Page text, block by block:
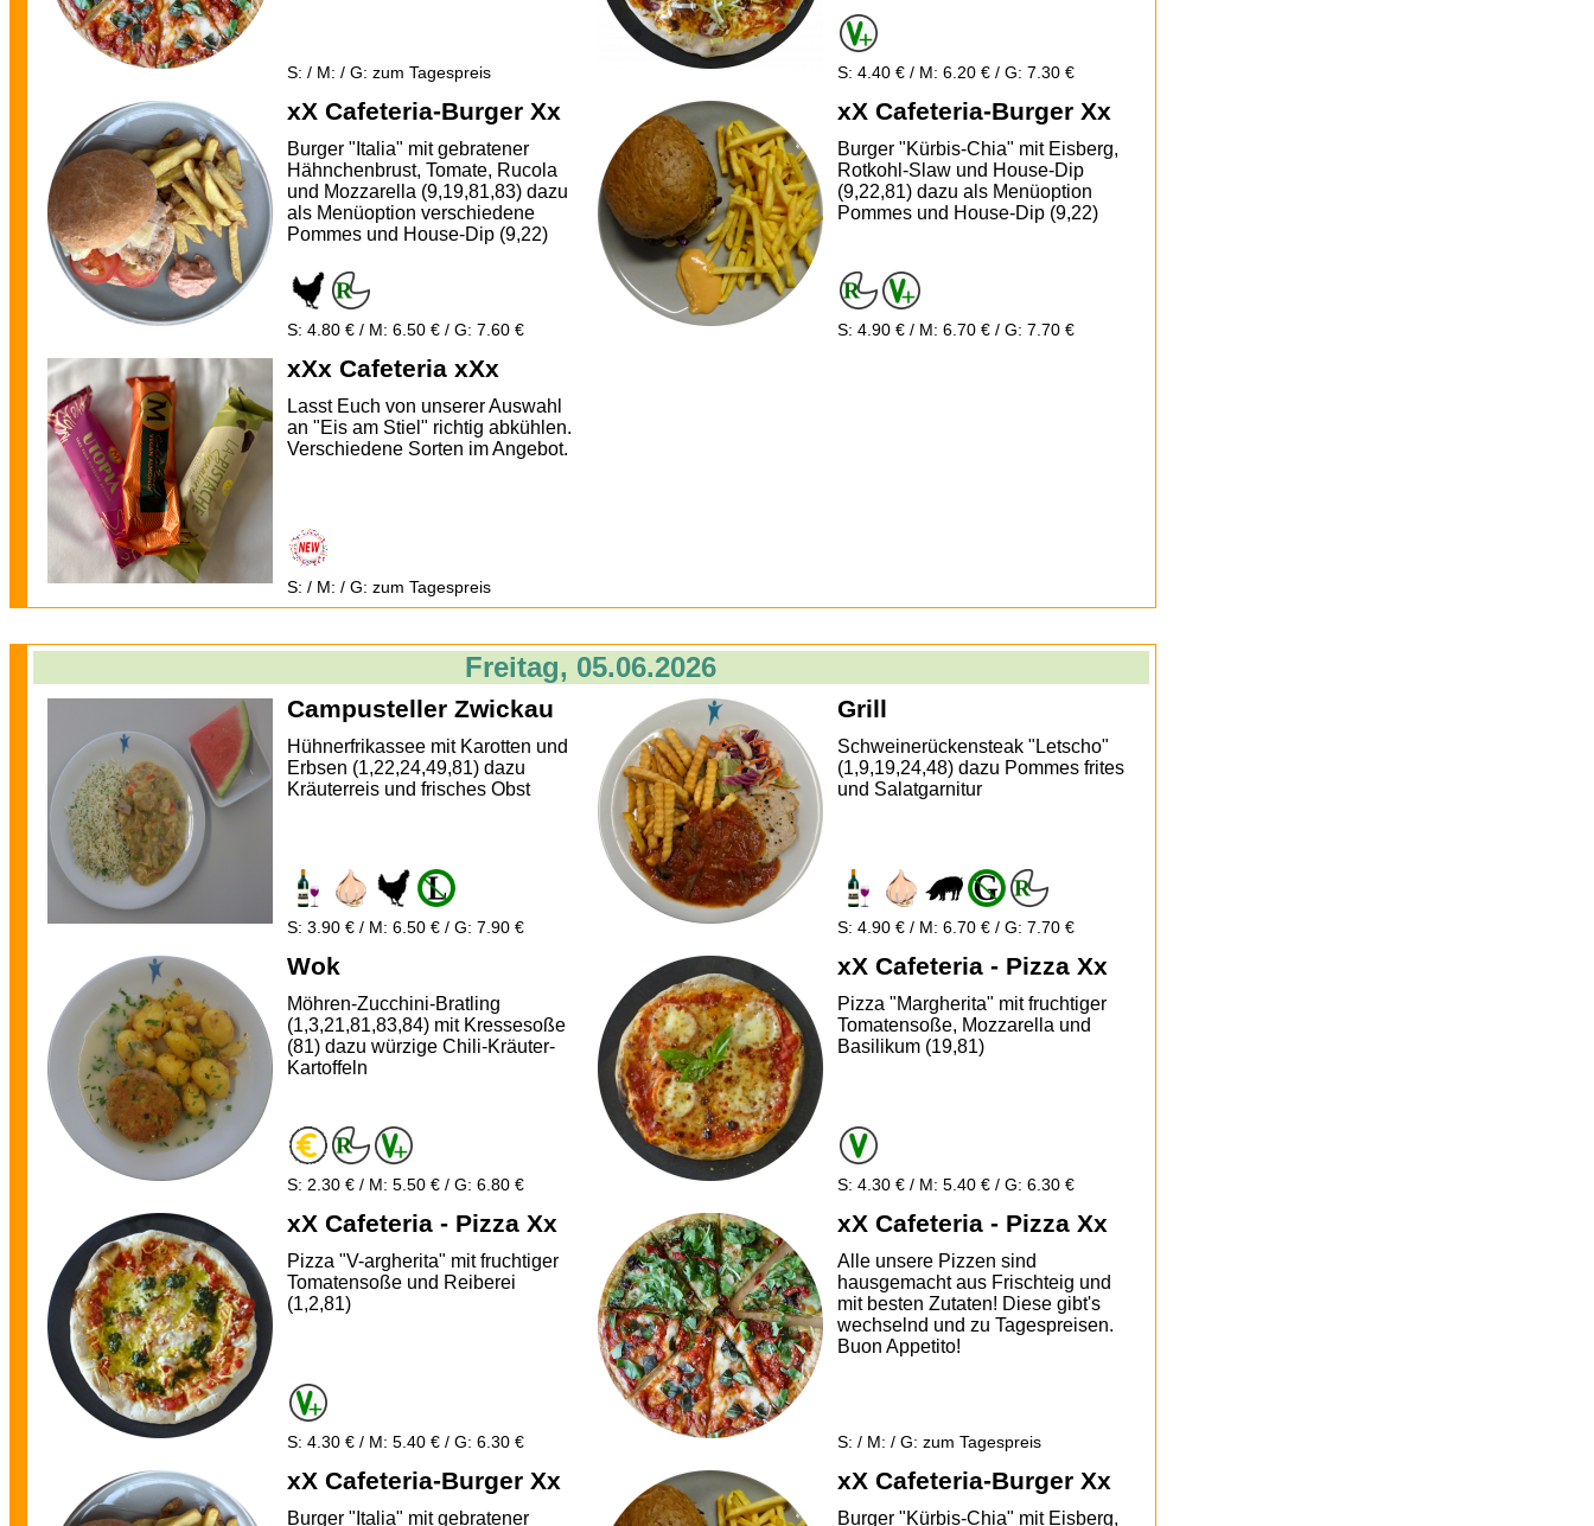
S: / M: / G: zum Tagespreis S: 4.40 € / M: 6.20 € / G: 7.30 €
xX Cafeteria-Burger Xx
Burger "Italia" mit gebratener
Hähnchenbrust, Tomate, Rucola
und Mozzarella (9,19,81,83) dazu
als Menüoption verschiedene
Pommes und House-Dip (9,22)
S: 4.80 € / M: 6.50 € / G: 7.60 €
xX Cafeteria-Burger Xx
Burger "Kürbis-Chia" mit Eisberg,
Rotkohl-Slaw und House-Dip
(9,22,81) dazu als Menüoption
Pommes und House-Dip (9,22)
S: 4.90 € / M: 6.70 € / G: 7.70 €
xXx Cafeteria xXx
Lasst Euch von unserer Auswahl
an "Eis am Stiel" richtig abkühlen.
Verschiedene Sorten im Angebot.
S: / M: / G: zum Tagespreis
Freitag, 05.06.2026
Campusteller Zwickau
Hühnerfrikassee mit Karotten und
Erbsen (1,22,24,49,81) dazu
Kräuterreis und frisches Obst
S: 3.90 € / M: 6.50 € / G: 7.90 €
Grill
Schweinerückensteak "Letscho"
(1,9,19,24,48) dazu Pommes frites
und Salatgarnitur
S: 4.90 € / M: 6.70 € / G: 7.70 €
Wok
Möhren-Zucchini-Bratling
(1,3,21,81,83,84) mit Kressesoße
(81) dazu würzige Chili-Kräuter-
Kartoffeln
S: 2.30 € / M: 5.50 € / G: 6.80 €
xX Cafeteria - Pizza Xx
Pizza "Margherita" mit fruchtiger
Tomatensoße, Mozzarella und
Basilikum (19,81)
S: 4.30 € / M: 5.40 € / G: 6.30 €
xX Cafeteria - Pizza Xx
Pizza "V-argherita" mit fruchtiger
Tomatensoße und Reiberei
(1,2,81)
S: 4.30 € / M: 5.40 € / G: 6.30 €
xX Cafeteria - Pizza Xx
Alle unsere Pizzen sind
hausgemacht aus Frischteig und
mit besten Zutaten! Diese gibt's
wechselnd und zu Tagespreisen.
Buon Appetito!
S: / M: / G: zum Tagespreis
xX Cafeteria-Burger Xx
Burger "Italia" mit gebratener
xX Cafeteria-Burger Xx
Burger "Kürbis-Chia" mit Eisberg,